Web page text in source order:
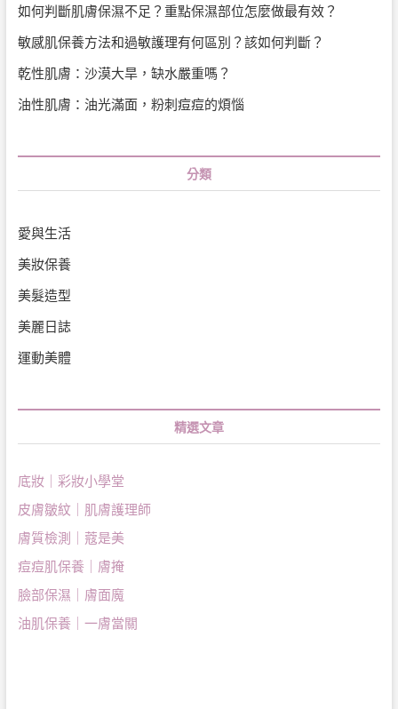
如何判斷肌膚保濕不足？重點保濕部位怎麼做最有效？
敏感肌保養方法和過敏護理有何區別？該如何判斷？
乾性肌膚：沙漠大旱，缺水嚴重嗎？
油性肌膚：油光滿面，粉刺痘痘的煩惱
分類
愛與生活
美妝保養
美髮造型
美麗日誌
運動美體
精選文章
底妝｜彩妝小學堂
皮膚皺紋｜肌膚護理師
膚質檢測｜蔻是美
痘痘肌保養｜膚掩
臉部保濕｜膚面魔
油肌保養｜一膚當關